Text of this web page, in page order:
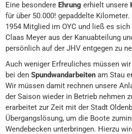
Eine besondere Ehrung erhielt unsere
für über 50.000! gepaddelte
1954 Mitglied im OYC und ließ es
Claas Meyer aus der Kanuabteilung
persönlich auf der JHV entgegen zu
Auch weniger Erfreuliches müssen
bei denSpundwandarbeiten am Stau
Wir müssen damit rechnen unsere
der Saison wieder in Betrieb nehmen
erarbeitet zur Zeit mit der Stadt
Übergangslösung, um die Boote
Wendebecken unterbringen. Hierzu